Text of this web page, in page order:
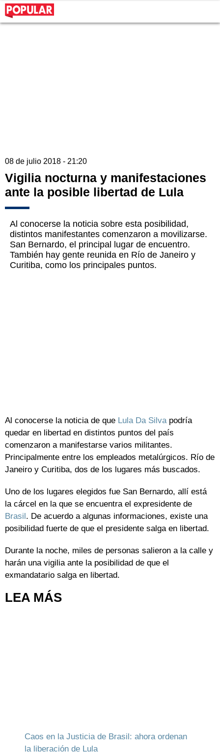
08 de julio 2018 - 21:20
Vigilia nocturna y manifestaciones
ante la posible libertad de Lula
Al conocerse la noticia sobre esta posibilidad,
distintos manifestantes comenzaron a movilizarse.
San Bernardo, el principal lugar de encuentro.
También hay gente reunida en Río de Janeiro y
Curitiba, como los principales puntos.
Al conocerse la noticia de que Lula Da Silvapodría
quedar en libertad en distintos puntos del país
comenzaron a manifestarse varios militantes.
Principalmente entre los empleados metalúrgicos. Río de
Janeiro y Curitiba, dos de los lugares más buscados.
Uno de los lugares elegidos fue San Bernardo, allí está
la cárcel en la que se encuentra el expresidente de
Brasil. De acuerdo a algunas informaciones, existe una
posibilidad fuerte de que el presidente salga en libertad.
Durante la noche, miles de personas salieron a la calle y
harán una vigilia ante la posibilidad de que el
exmandatario salga en libertad.
LEA MÁS
Caos en la Justicia de Brasil: ahora ordenan
la liberación de Lula